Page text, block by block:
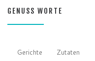
GENUSS WORTE
Gerichte Zutaten